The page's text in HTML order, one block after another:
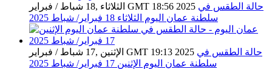
الثلاثاء ,18 شباط / فبراير GMT 18:56 2025 حالة الطقس في
سلطنة عمان اليوم الثلاثاء 18 فبراير/ شباط 2025
الإثنين ,17 شباط / فبراير GMT 19:13 2025 حالة الطقس في
سلطنة عمان اليوم الإثنين 17 فبراير/ شباط 2025